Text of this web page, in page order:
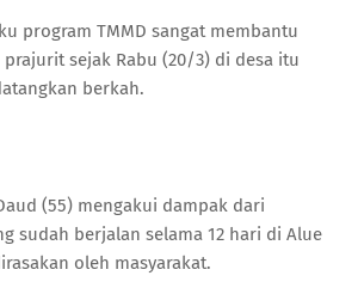
program TMMD sangat membantu
sejak Rabu (20/3) di desa itu
berkah.
(55) mengakui dampak dari
sudah berjalan selama 12 hari di Alue
oleh masyarakat.